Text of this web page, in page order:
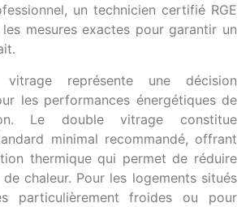
un technicien certifié RGE
mesures exactes pour garantir un
représente une décision
les performances énergétiques de
Le double vitrage constitue
minimal recommandé, offrant
thermique qui permet de réduire
chaleur. Pour les logements situés
particulièrement froides ou pour